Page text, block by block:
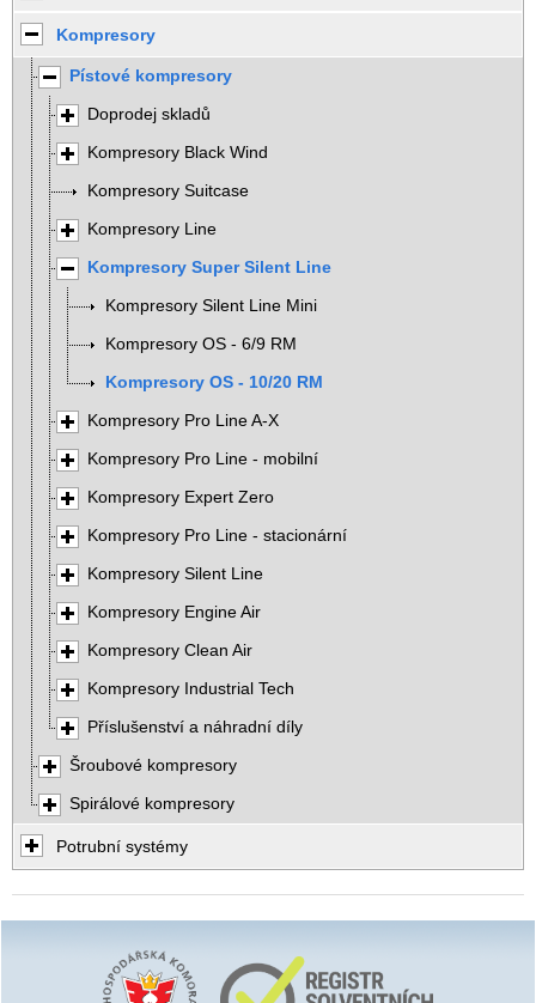
Kompresory
Pístové kompresory
Doprodej skladů
Kompresory Black Wind
Kompresory Suitcase
Kompresory Line
Kompresory Super Silent Line
Kompresory Silent Line Mini
Kompresory OS - 6/9 RM
Kompresory OS - 10/20 RM
Kompresory Pro Line A-X
Kompresory Pro Line - mobilní
Kompresory Expert Zero
Kompresory Pro Line - stacionární
Kompresory Silent Line
Kompresory Engine Air
Kompresory Clean Air
Kompresory Industrial Tech
Příslušenství a náhradní díly
Šroubové kompresory
Spirálové kompresory
Potrubní systémy